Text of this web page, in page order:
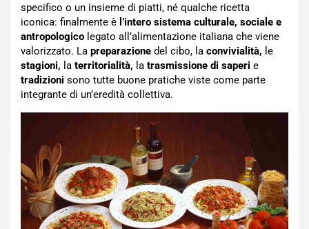
specifico o un insieme di piatti, né qualche ricetta
iconica: finalmente è l’intero sistema culturale, sociale e
antropologico legato all’alimentazione italiana che viene
valorizzato. La preparazione del cibo, la convivialità, le
stagioni, la territorialità, la trasmissione di saperi e
tradizioni sono tutte buone pratiche viste come parte
integrante di un’eredità collettiva.